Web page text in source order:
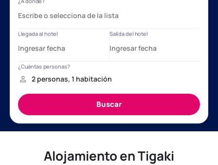
Alojamiento en Tigaki